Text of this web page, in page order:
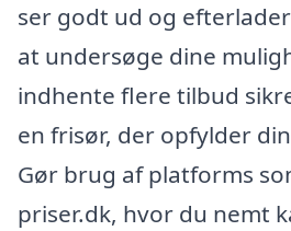
ser godt ud og
at undersøge dine
indhente flere tilbud
en frisør, der opfylder
Gør brug af platforms
priser.dk, hvor du nemt